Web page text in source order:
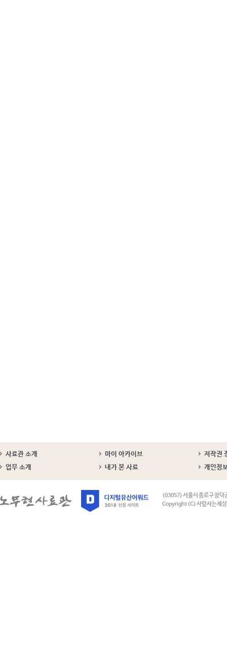
사료관 소개 마이 아카이브
저작권
업무 소개
내가 본 사료 개인정
(03057) 서울시 종로구 창덕
Copyright (C) 사람사는세